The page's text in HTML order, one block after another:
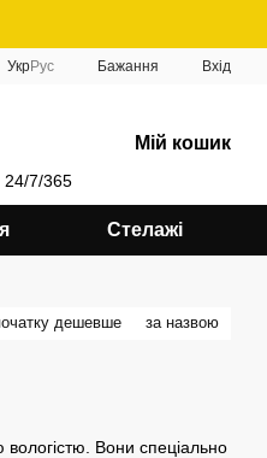
УкрРус Бажання Вхід
24/7/365
Мій кошик
Стелажі
дешевше за назвою
Вони спеціально